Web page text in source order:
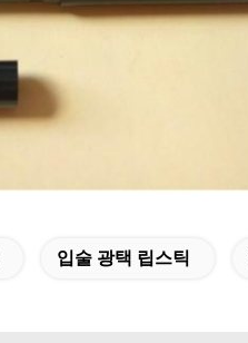
입술 광택 립스틱